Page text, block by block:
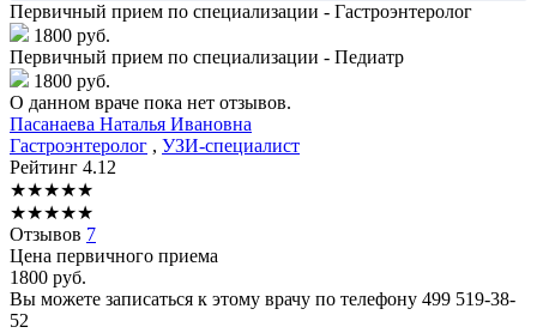
Первичный прием по специализации - Гастроэнтеролог
1800 руб.
Первичный прием по специализации - Педиатр
1800 руб.
О данном враче пока нет отзывов.
Пасанаева Наталья Ивановна
Гастроэнтеролог , УЗИ-специалист
Рейтинг 4.12
★★★★★
★★★★★
Отзывов 7
Цена первичного приема
1800 руб.
Вы можете записаться к этому врачу по телефону 499 519-38-
52